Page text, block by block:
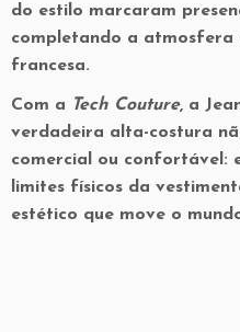
do estilo marcaram
completando a atmosfera
francesa.
Com a Tech Couture, a
verdadeira alta-costura
comercial ou confortável:
limites físicos da
estético que move o